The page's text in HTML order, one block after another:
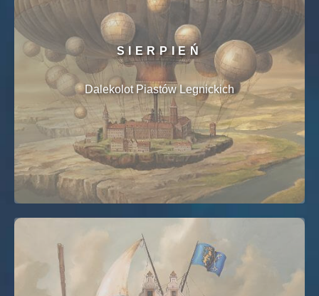
SIERPIEŃ
Dalekolot Piastów Legnickich